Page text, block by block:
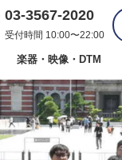
03-3567-2020
受付時間 10:00〜22:00
楽器・映像・DTM